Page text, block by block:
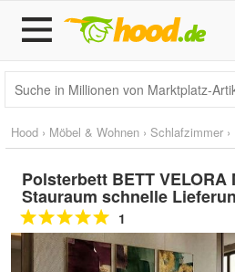
Hood › Möbel & Wohnen › Schlafzimmer ›
Polsterbett BETT VELORA
Stauraum schnelle
1